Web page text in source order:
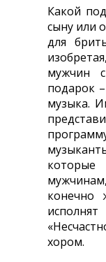
Какой
сыну или
для
мужчин
подарок
музыка.
которые
конечно
хором.